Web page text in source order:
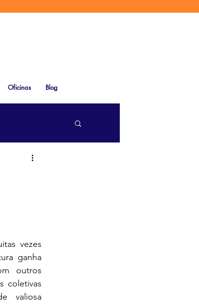
Oficinas Blog
vezes
ganha
outros
coletivas
valiosa